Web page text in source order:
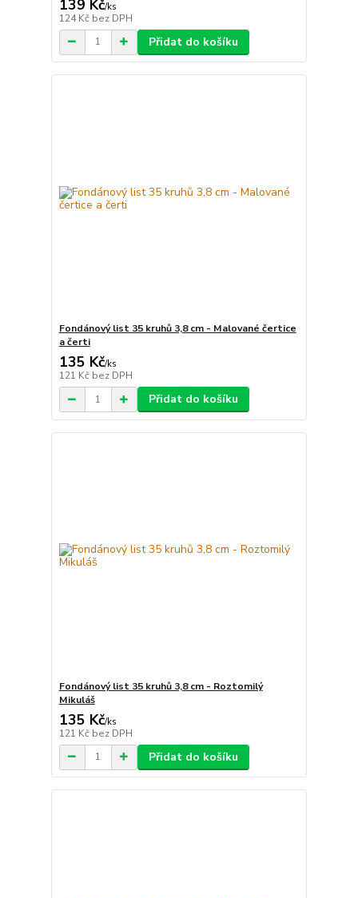
139 Kč/ks
124 Kč bez DPH
Přidat do košíku
Fondánový list 35 kruhů 3,8 cm - Malované čertice
a čerti
135 Kč/ks
121 Kč bez DPH
Přidat do košíku
Fondánový list 35 kruhů 3,8 cm - Roztomilý
Mikuláš
135 Kč/ks
121 Kč bez DPH
Přidat do košíku